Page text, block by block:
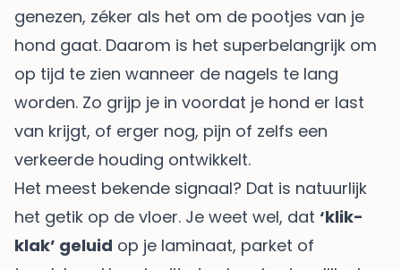
genezen, zéker als het om de pootjes van je
hond gaat. Daarom is het superbelangrijk om
op tijd te zien wanneer de nagels te lang
worden. Zo grijp je in voordat je hond er last
van krijgt, of erger nog, pijn of zelfs een
verkeerde houding ontwikkelt.
Het meest bekende signaal? Dat is natuurlijk
het getik op de vloer. Je weet wel, dat ‘klik-
klak’ geluid op je laminaat, parket of